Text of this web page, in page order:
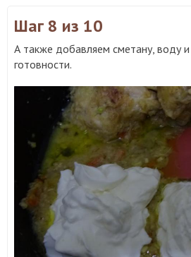
Шаг 8 из 10
А также добавляем сметану, воду
готовности.